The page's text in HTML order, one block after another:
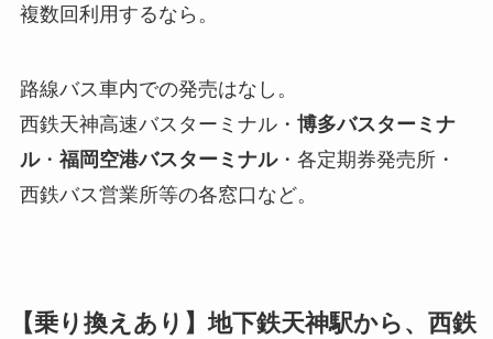
複数回利用するなら。
路線バス車内での発売はなし。
西鉄天神高速バスターミナル・ 博多バスターミナ
ル・ 福岡空港バスターミナル・各定期券発売所・
西鉄バス営業所等の各窓口など。
【乗り換えあり】地下鉄天神駅から、西鉄